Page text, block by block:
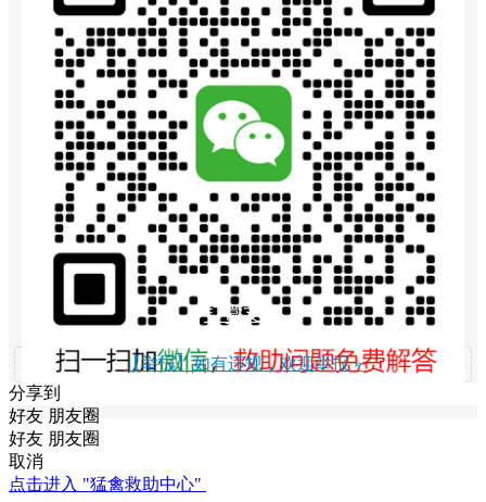
打赏支持
【举报】如有违规，欢迎举报 »
分享到
好友 朋友圈
好友 朋友圈
取消
点击进入 "猛禽救助中心"